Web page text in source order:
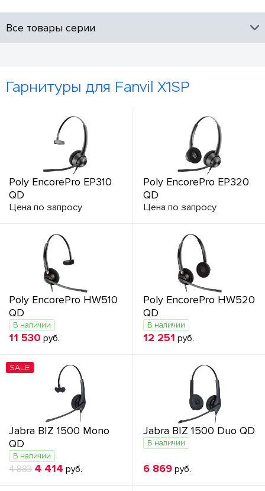
Все товары серии
Гарнитуры для Fanvil X1SP
Poly EncorePro EP310
QD
Цена по запросу
Poly EncorePro EP320
QD
Цена по запросу
Poly EncorePro HW510
QD
В наличии
11 530 руб.
Poly EncorePro HW520
QD
В наличии
12 251 руб.
SALE
Jabra BIZ 1500 Mono
QD
В наличии
4 883 4 414 руб.
Jabra BIZ 1500 Duo QD
В наличии
6 869руб.